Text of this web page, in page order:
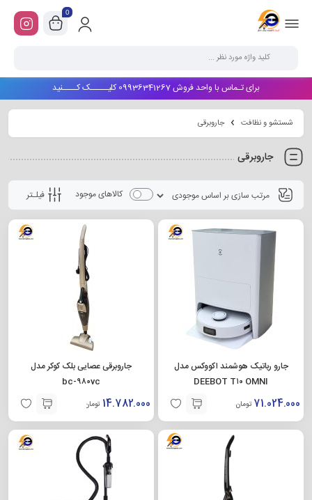
0
برای تـماس با واحد فروش 09936341267 کلیـــــک کــــنید
شستشو و نظافت جاروبرقی
جاروبرقی
فیلـتر کالاهای موجود
جارو رباتیک هوشمند اکووکس مدل
DEEBOT T۱۰ OMNI
71.024.000 تومان
جاروبرقی عصایی بلک کوکر مدل
bc-۹۸۰vc
14.782.000 تومان